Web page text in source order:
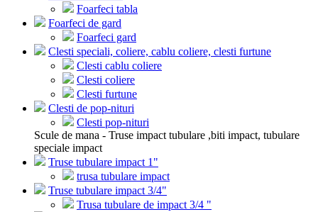
Foarfeci tabla
Foarfeci de gard
Foarfeci gard
Clesti speciali, coliere, cablu coliere, clesti furtune
Clesti cablu coliere
Clesti coliere
Clesti furtune
Clesti de pop-nituri
Clesti pop-nituri
Scule de mana - Truse impact tubulare ,biti impact, tubulare
speciale impact
Truse tubulare impact 1"
trusa tubulare impact
Truse tubulare impact 3/4"
Trusa tubulare de impact 3/4 "